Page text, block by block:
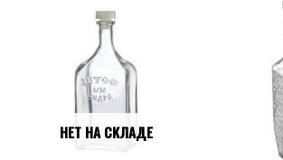
НЕТ НА СКЛАДЕ